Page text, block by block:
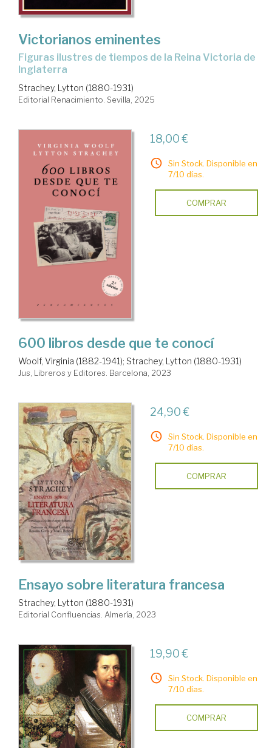
Victorianos eminentes
Figuras ilustres de tiempos de la Reina Victoria de
Inglaterra
Strachey, Lytton (1880-1931)
Editorial Renacimiento. Sevilla, 2025
18,00 €
Sin Stock. Disponible en
7/10 días.
COMPRAR
600 libros desde que te conocí
Woolf, Virginia (1882-1941); Strachey, Lytton (1880-1931)
Jus, Libreros y Editores. Barcelona, 2023
24,90 €
Sin Stock. Disponible en
7/10 días.
COMPRAR
Ensayo sobre literatura francesa
Strachey, Lytton (1880-1931)
Editorial Confluencias. Almería, 2023
19,90 €
Sin Stock. Disponible en
7/10 días.
COMPRAR